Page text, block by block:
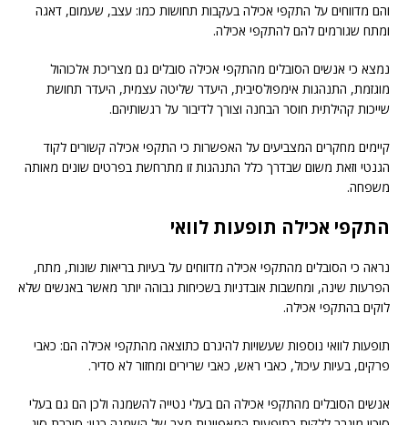
והם מדווחים על התקפי אכילה בעקבות תחושות כמו: עצב, שעמום, דאגה
ומתח שגורמים להם להתקפי אכילה.
נמצא כי אנשים הסובלים מהתקפי אכילה סובלים גם מצריכת אלכוהול
מוגזמת, התנהגות אימפולסיבית, היעדר שליטה עצמית, היעדר תחושת
שייכות קהילתית חוסר הבחנה וצורך לדיבור על רגשותיהם.
קיימים מחקרים המצביעים על האפשרות כי התקפי אכילה קשורים לקוד
הגנטי וזאת משום שבדרך כלל התנהגות זו מתרחשת בפרטים שונים מאותה
משפחה.
התקפי אכילה תופעות לוואי
נראה כי הסובלים מהתקפי אכילה מדווחים על בעיות בריאות שונות, מתח,
הפרעות שינה, ומחשבות אובדניות בשכיחות גבוהה יותר מאשר באנשים שלא
לוקים בהתקפי אכילה.
תופעות לוואי נוספות שעשויות להיגרם כתוצאה מהתקפי אכילה הם: כאבי
פרקים, בעיות עיכול, כאבי ראש, כאבי שרירים ומחזור לא סדיר.
אנשים הסובלים מהתקפי אכילה הם בעלי נטייה להשמנה ולכן הם גם בעלי